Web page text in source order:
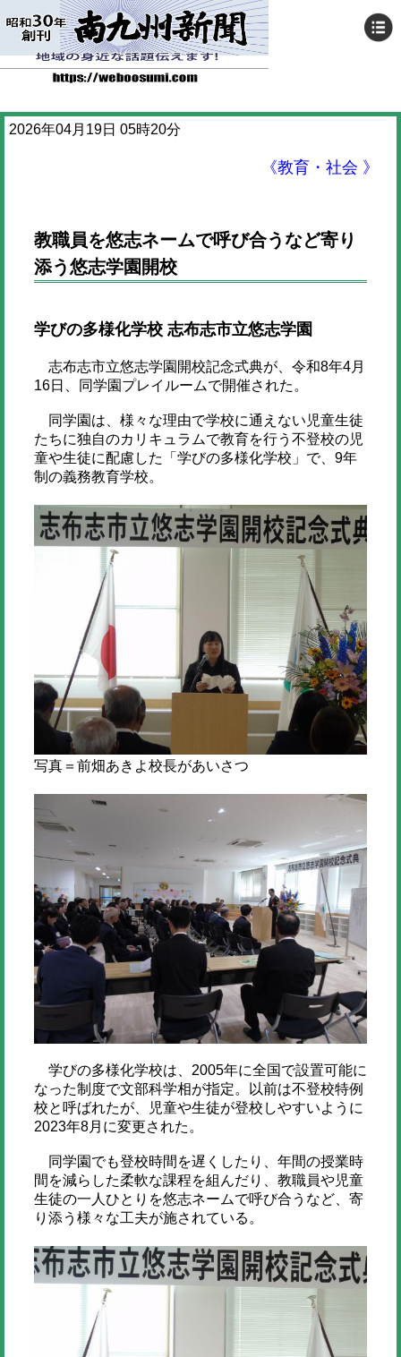
2026年04月19日 05時20分
《教育・社会 》
教職員を悠志ネームで呼び合うなど寄り
添う悠志学園開校
学びの多様化学校 志布志市立悠志学園
志布志市立悠志学園開校記念式典が、令和8年4月
16日、同学園プレイルームで開催された。
同学園は、様々な理由で学校に通えない児童生徒
たちに独自のカリキュラムで教育を行う不登校の児
童や生徒に配慮した「学びの多様化学校」で、9年
制の義務教育学校。
写真＝前畑あきよ校長があいさつ
学びの多様化学校は、2005年に全国で設置可能に
なった制度で文部科学相が指定。以前は不登校特例
校と呼ばれたが、児童や生徒が登校しやすいように
2023年8月に変更された。
同学園でも登校時間を遅くしたり、年間の授業時
間を減らした柔軟な課程を組んだり、教職員や児童
生徒の一人ひとりを悠志ネームで呼び合うなど、寄
り添う様々な工夫が施されている。